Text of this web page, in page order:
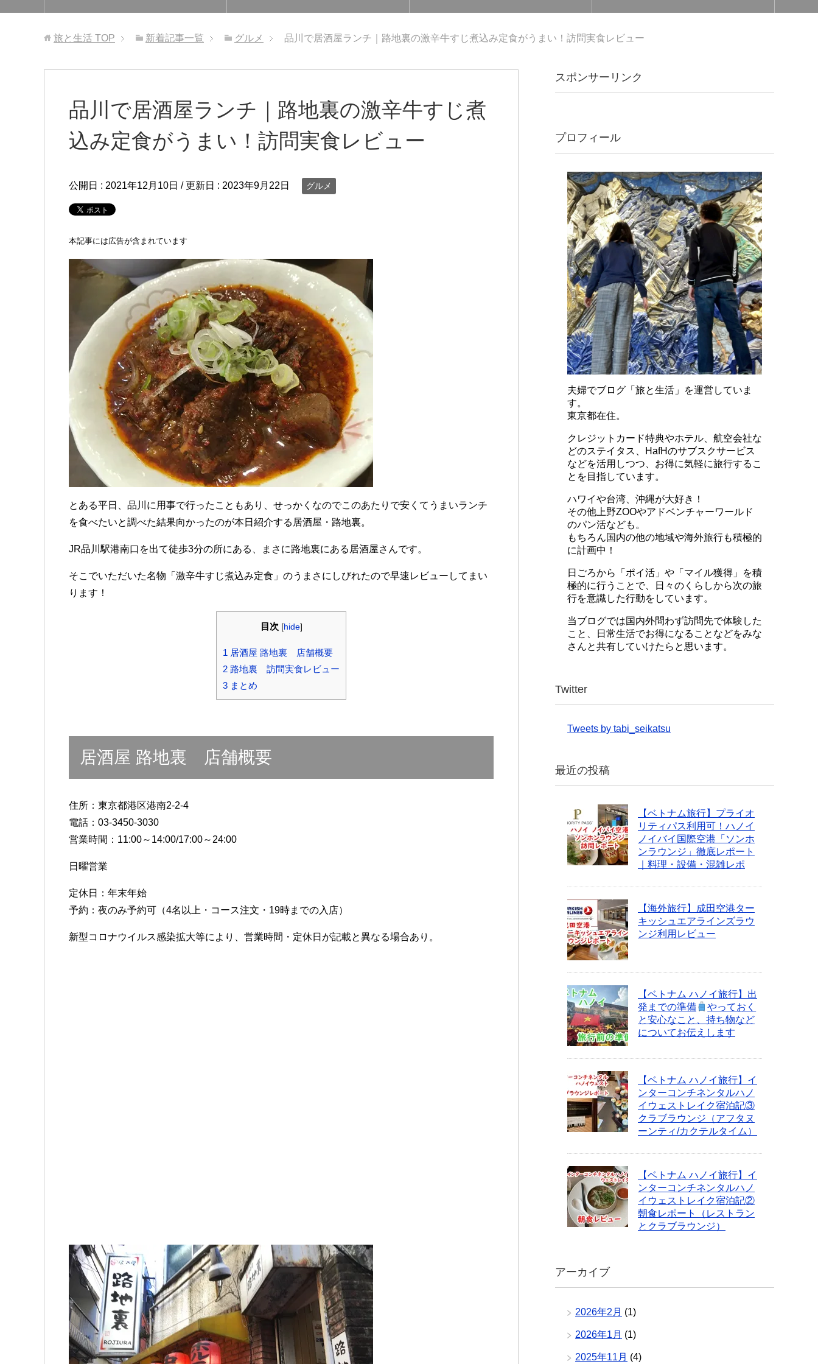
旅と生活 TOP 新着記事一覧 グルメ 品川で居酒屋ランチ｜路地裏の激辛牛すじ煮込み定食がうまい！訪問実食レビュー
品川で居酒屋ランチ｜路地裏の激辛牛すじ煮
込み定食がうまい！訪問実食レビュー
公開日 : 2021年12月10日 / 更新日 : 2023年9月22日 グルメ
本記事には広告が含まれています
とある平日、品川に用事で行ったこともあり、せっかくなのでこのあたりで安くてうまいランチ
を食べたいと調べた結果向かったのが本日紹介する居酒屋・路地裏。
JR品川駅港南口を出て徒歩3分の所にある、まさに路地裏にある居酒屋さんです。
そこでいただいた名物「激辛牛すじ煮込み定食」のうまさにしびれたので早速レビューしてまい
ります！
目次 [hide]
1 居酒屋 路地裏 店舗概要
2 路地裏 訪問実食レビュー
3 まとめ
居酒屋 路地裏 店舗概要
住所：東京都港区港南2-2-4
電話：03-3450-3030
営業時間：11:00～14:00/17:00～24:00
日曜営業
定休日：年末年始
予約：夜のみ予約可（4名以上・コース注文・19時までの入店）
新型コロナウイルス感染拡大等により、営業時間・定休日が記載と異なる場合あり。
スポンサーリンク
プロフィール
夫婦でブログ「旅と生活」を運営していま
す。
東京都在住。
クレジットカード特典やホテル、航空会社な
どのステイタス、HafHのサブスクサービス
などを活用しつつ、お得に気軽に旅行するこ
とを目指しています。
ハワイや台湾、沖縄が大好き！
その他上野ZOOやアドベンチャーワールド
のパン活なども。
もちろん国内の他の地域や海外旅行も積極的
に計画中！
日ごろから「ポイ活」や「マイル獲得」を積
極的に行うことで、日々のくらしから次の旅
行を意識した行動をしています。
当ブログでは国内外問わず訪問先で体験した
こと、日常生活でお得になることなどをみな
さんと共有していけたらと思います。
Twitter
Tweets by tabi_seikatsu
最近の投稿
【ベトナム旅行】プライオ
リティパス利用可！ハノイ
ノイバイ国際空港「ソンホ
ンラウンジ」徹底レポート
｜料理・設備・混雑レポ
【海外旅行】成田空港ター
キッシュエアラインズラウ
ンジ利用レビュー
【ベトナム ハノイ旅行】出
発までの準備
やっておく
と安心なこと、持ち物など
についてお伝えします
【ベトナム ハノイ旅行】イ
ンターコンチネンタルハノ
イウェストレイク宿泊記③
クラブラウンジ（アフタヌ
ーンティ/カクテルタイム）
【ベトナム ハノイ旅行】イ
ンターコンチネンタルハノ
イウェストレイク宿泊記②
朝食レポート（レストラン
とクラブラウンジ）
アーカイブ
2026年2月 (1)
2026年1月 (1)
2025年11月 (4)